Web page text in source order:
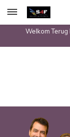
Welkom Terug